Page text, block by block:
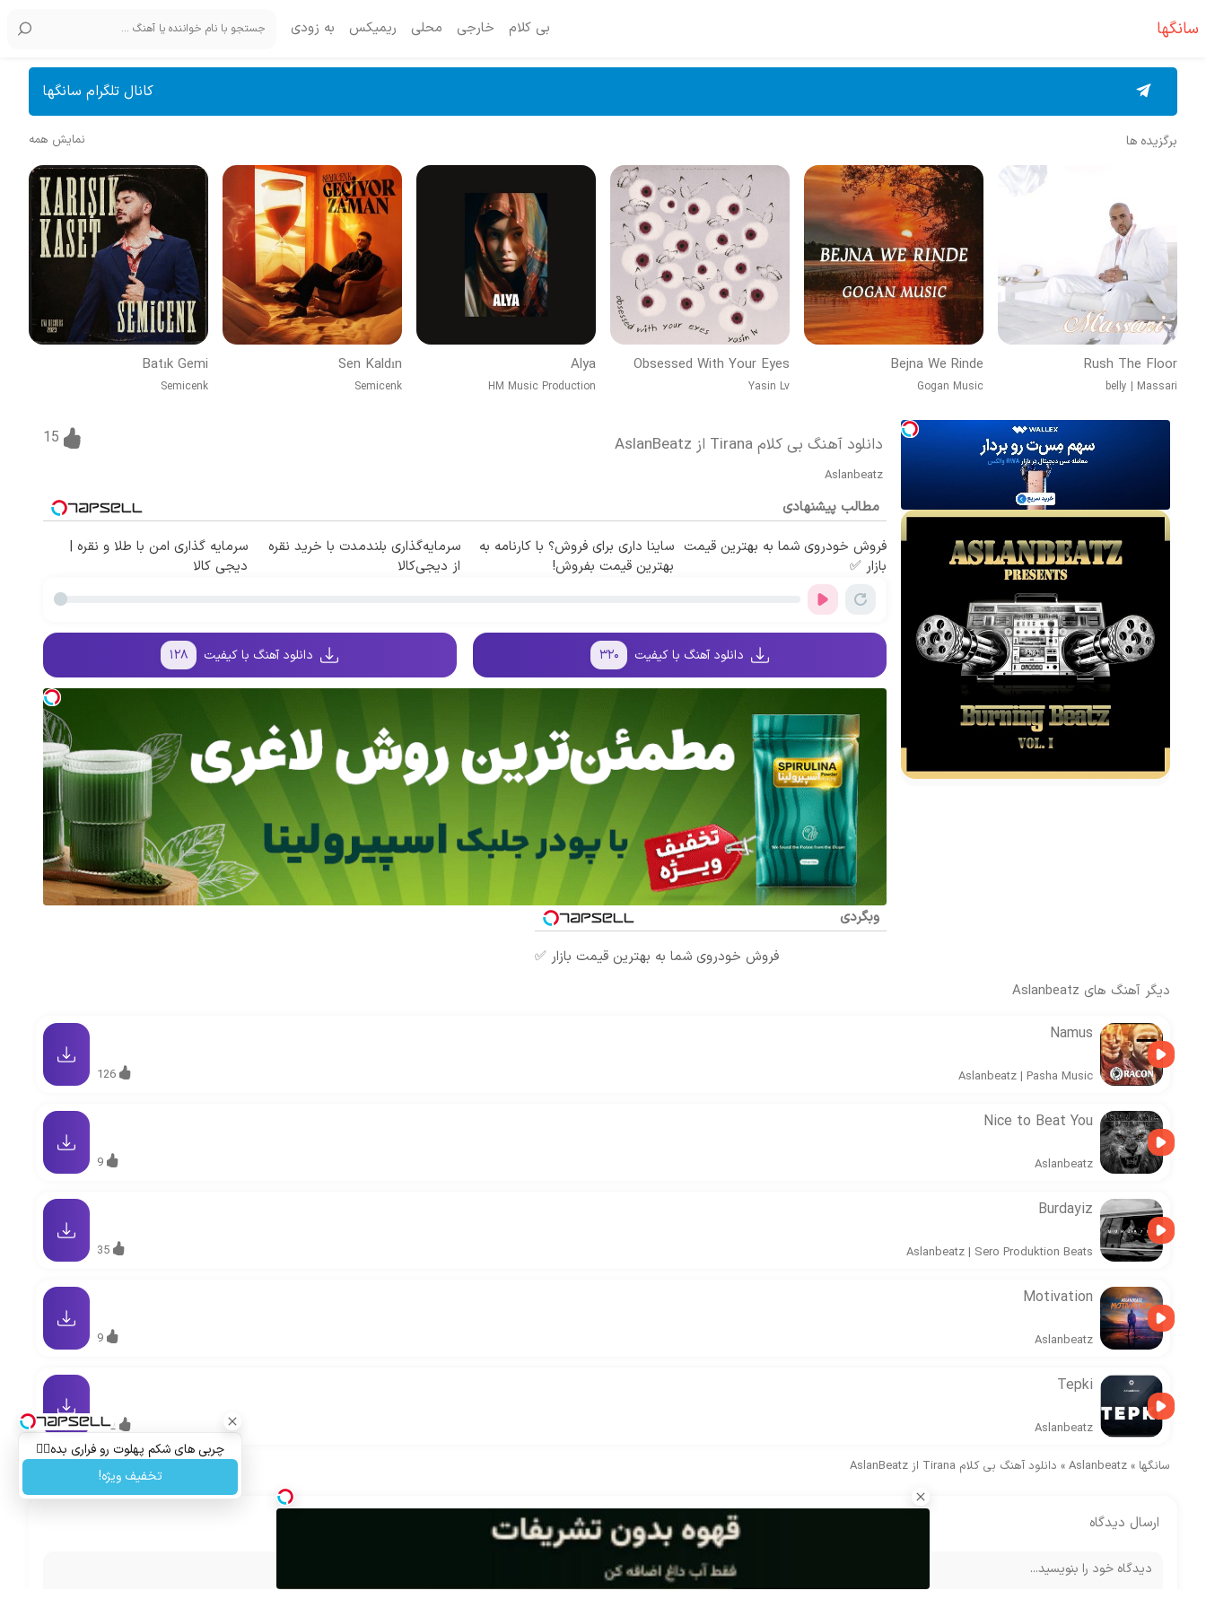
سانگها بی کلام خارجی محلی ریمیکس به زودی
کانال تلگرام سانگها
برگزیده ها نمایش همه
Rush The Floor
belly | Massari
Bejna We Rinde
Gogan Music
Obsessed With Your Eyes
Yasin Lv
Alya
HM Music Production
Sen Kaldın
Semicenk
Batık Gemi
Semicenk
دانلود آهنگ بی کلام Tirana از AslanBeatz
Aslanbeatz
15
مطالب پیشنهادی
فروش خودروی شما به بهترین قیمت
بازار ✅
ساینا داری برای فروش؟ با کارنامه به
بهترین قیمت بفروش!
سرمایه‌گذاری بلندمدت با خرید نقره
از دیجی‌کالا
سرمایه گذاری امن با طلا و نقره |
دیجی کالا
دانلود آهنگ با کیفیت ۳۲۰ دانلود آهنگ با کیفیت ۱۲۸
وبگردی
فروش خودروی شما به بهترین قیمت بازار ✅
دیگر آهنگ های Aslanbeatz
Namus
Aslanbeatz | Pasha Music
126
Nice to Beat You
Aslanbeatz
9
Burdayiz
Aslanbeatz | Sero Produktion Beats
35
Motivation
Aslanbeatz
9
Tepki
Aslanbeatz
102
سانگها »
Aslanbeatz
» دانلود آهنگ بی کلام Tirana از AslanBeatz
ارسال دیدگاه
چربی های شکم پهلوت رو فراری بده👌🏻
تخفیف ویژه!